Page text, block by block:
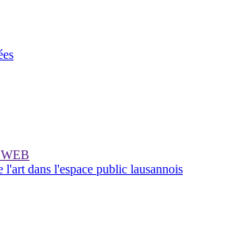
dans l'espace public lausannois